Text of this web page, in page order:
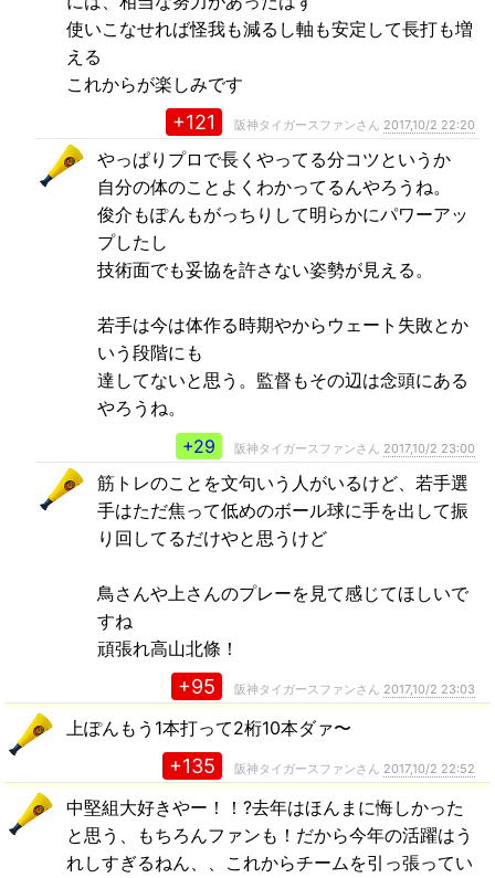
使いこなせれば怪我も減るし軸も安定して長打も増
える
これからが楽しみです
+121 阪神タイガースファンさん 2017,10/2 22:20
やっぱりプロで長くやってる分コツというか
自分の体のことよくわかってるんやろうね。
俊介もぽんもがっちりして明らかにパワーアッ
プしたし
技術面でも妥協を許さない姿勢が見える。
若手は今は体作る時期やからウェート失敗とか
いう段階にも
達してないと思う。監督もその辺は念頭にある
やろうね。
+29
阪神タイガースファンさん 2017,10/2 23:00
筋トレのことを文句いう人がいるけど、若手選
手はただ焦って低めのボール球に手を出して振
り回してるだけやと思うけど
鳥さんや上さんのプレーを見て感じてほしいで
すね
頑張れ高山北條！
+95 阪神タイガースファンさん 2017,10/2 23:03
上ぽんもう1本打って2桁10本ダァ〜
+135 阪神タイガースファンさん 2017,10/2 22:52
中堅組大好きやー！！?去年はほんまに悔しかった
と思う、もちろんファンも！だから今年の活躍はう
れしすぎるねん、、これからチームを引っ張ってい